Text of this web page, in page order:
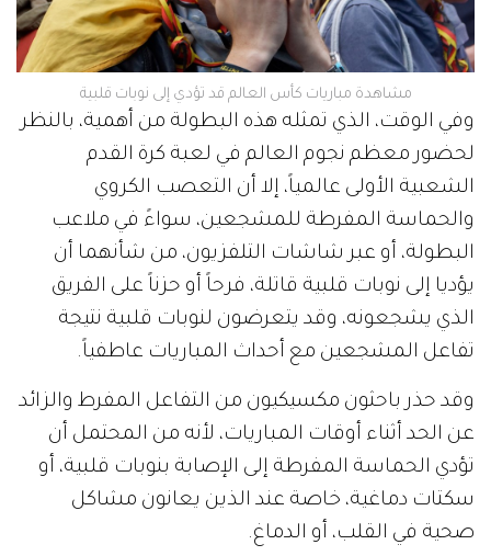
مشاهدة مباريات كأس العالم قد تؤدي إلى نوبات قلبية
وفي الوقت، الذي تمثله هذه البطولة من أهمية، بالنظر
لحضور معظم نجوم العالم في لعبة كرة القدم
الشعبية الأولى عالمياً، إلا أن التعصب الكروي
والحماسة المفرطة للمشجعين، سواءً في ملاعب
البطولة، أو عبر شاشات التلفزيون، من شأنهما أن
يؤديا إلى نوبات قلبية قاتلة، فرحاً أو حزناً على الفريق
الذي يشجعونه، وقد يتعرضون لنوبات قلبية نتيجة
تفاعل المشجعين مع أحداث المباريات عاطفياً.
وقد حذر باحثون مكسيكيون من التفاعل المفرط والزائد
عن الحد أثناء أوقات المباريات، لأنه من المحتمل أن
تؤدي الحماسة المفرطة إلى الإصابة بنوبات قلبية، أو
سكتات دماغية، خاصة عند الذين يعانون مشاكل
صحية في القلب، أو الدماغ.